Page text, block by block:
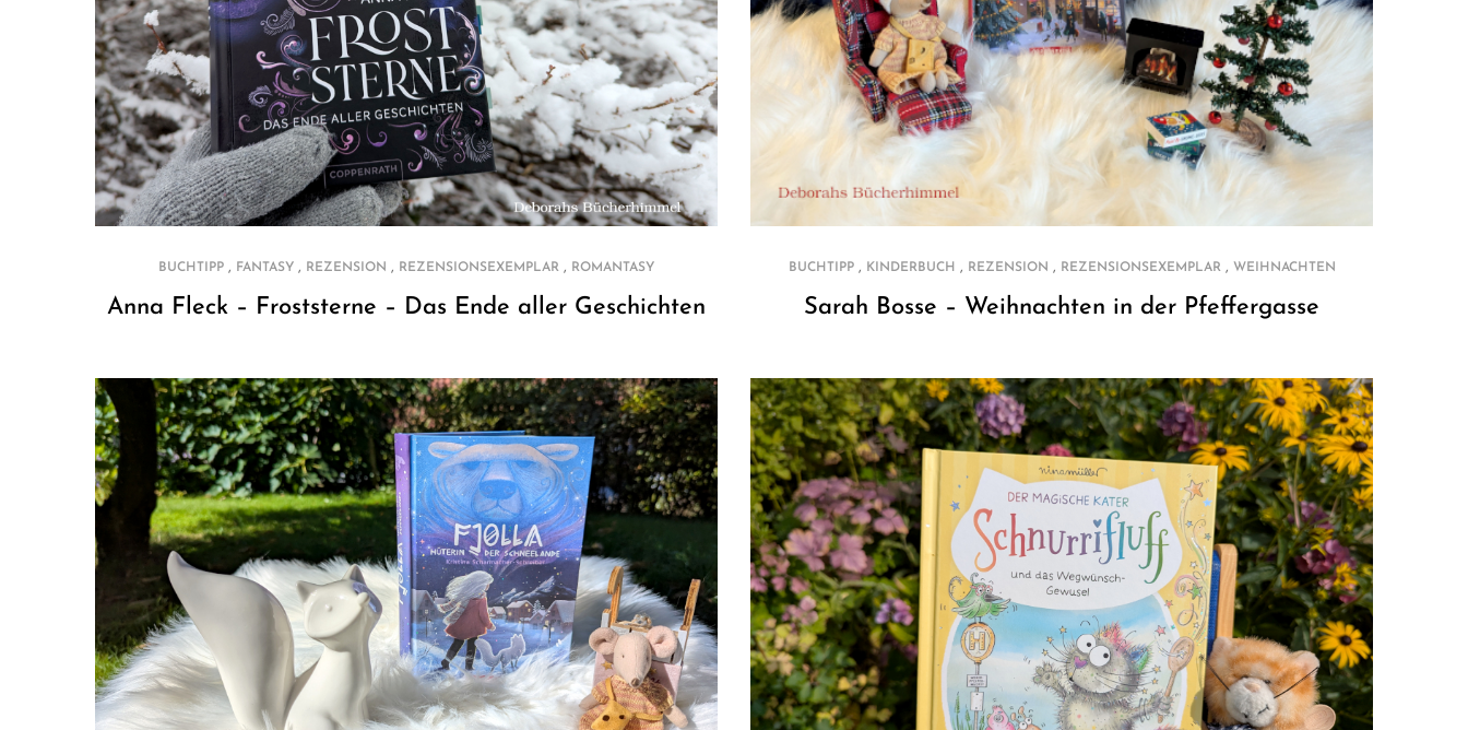
BUCHTIPP , FANTASY , REZENSION , REZENSIONSEXEMPLAR , ROMANTASY
Anna Fleck – Froststerne – Das Ende aller Geschichten
BUCHTIPP, KINDERBUCH , REZENSION , REZENSIONSEXEMPLAR, WEIHNACHTEN
Sarah Bosse – Weihnachten in der Pfeffergasse